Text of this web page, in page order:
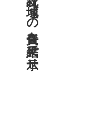
社説 地域への責任を結果で示せ